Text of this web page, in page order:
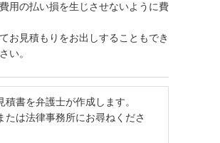
用の払い損を生じさせないように費
お見積もりをお出しすることもでき
い。
書を弁護士が作成します。
たは法律事務所にお尋ねくださ